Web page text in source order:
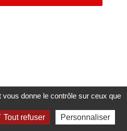
|Mentions légales et politique de
donne le contrôle sur ceux que
Tout refuser Personnaliser